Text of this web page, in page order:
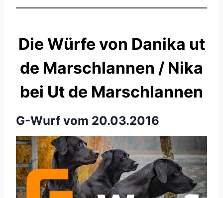
Die Würfe von Danika ut
de Marschlannen / Nika
bei Ut de Marschlannen
G-Wurf vom 20.03.2016